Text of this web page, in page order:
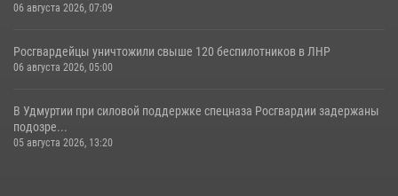
06 августа 2026, 07:09
Росгвардейцы уничтожили свыше 120 беспилотников в ЛНР
06 августа 2026, 05:00
В Удмуртии при силовой поддержке спецназа Росгвардии задержаны
подозре...
05 августа 2026, 13:20